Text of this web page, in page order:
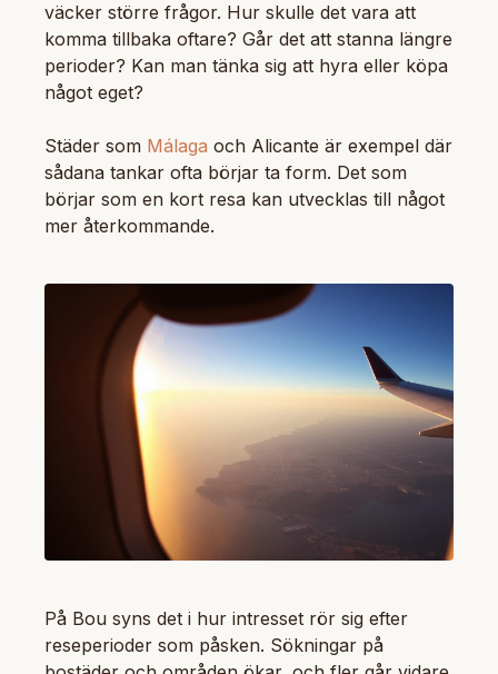
väcker större frågor. Hur skulle det vara att
komma tillbaka oftare? Går det att stanna längre
perioder? Kan man tänka sig att hyra eller köpa
något eget?
Städer som Málaga och Alicante är exempel där
sådana tankar ofta börjar ta form. Det som
börjar som en kort resa kan utvecklas till något
mer återkommande.
På Bou syns det i hur intresset rör sig efter
reseperioder som påsken. Sökningar på